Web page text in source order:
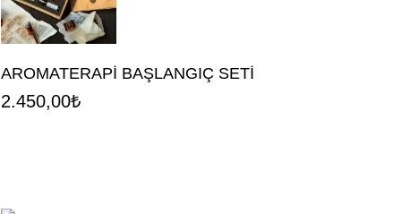
AROMATERAPİ BAŞLANGIÇ SETİ
2.450,00₺